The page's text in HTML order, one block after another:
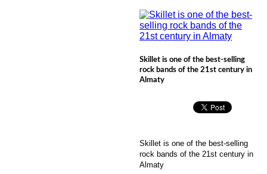
Skillet is one of the best-selling
rock bands of the 21st century in
Almaty
Skillet is one of the best-selling
rock bands of the 21st century in
Almaty